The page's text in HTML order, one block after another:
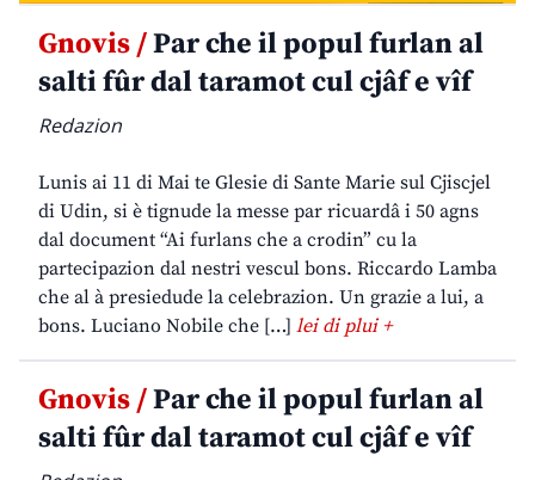
Gnovis /Par che il popul furlan al
salti fûr dal taramot cul cjâf e vîf
Redazion
Lunis ai 11 di Mai te Glesie di Sante Marie sul Cjiscjel
di Udin, si è tignude la messe par ricuardâ i 50 agns
dal document “Ai furlans che a crodin” cu la
partecipazion dal nestri vescul bons. Riccardo Lamba
che al à presiedude la celebrazion. Un grazie a lui, a
bons. Luciano Nobile che […] lei di plui +
Gnovis /Par che il popul furlan al
salti fûr dal taramot cul cjâf e vîf